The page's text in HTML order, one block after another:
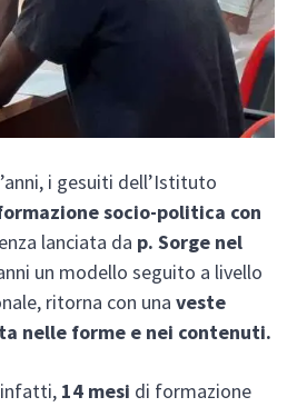
i gesuiti dell’Istituto
socio-politica con
lanciata da p. Sorge nel
un modello seguito a livello
ritorna con una veste
nelle forme e nei contenuti.
infatti, 14 mesi di formazione